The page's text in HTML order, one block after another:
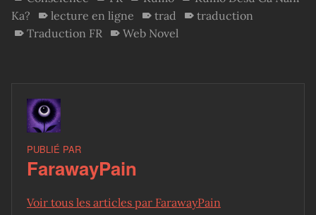
Ka?
lecture en ligne trad
traduction
Traduction FR
Web Novel
PUBLIÉ PAR
FarawayPain
Voir tous les articles par FarawayPain